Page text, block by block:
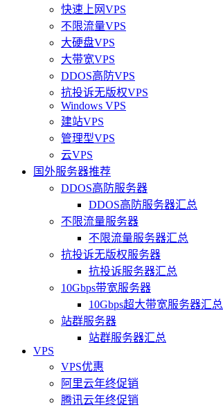
快速上网VPS
不限流量VPS
大硬盘VPS
大带宽VPS
DDOS高防VPS
抗投诉无版权VPS
Windows VPS
建站VPS
管理型VPS
云VPS
国外服务器推荐
DDOS高防服务器
DDOS高防服务器汇总
不限流量服务器
不限流量服务器汇总
抗投诉无版权服务器
抗投诉服务器汇总
10Gbps带宽服务器
10Gbps超大带宽服务器汇总
站群服务器
站群服务器汇总
VPS
VPS优惠
阿里云年终促销
腾讯云年终促销